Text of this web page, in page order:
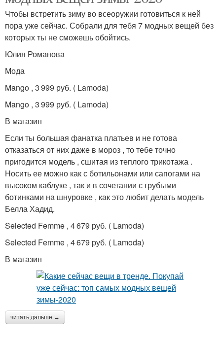
Чтобы встретить зиму во всеоружии готовиться к ней
пора уже сейчас. Собрали для тебя 7 модных вещей без
которых ты не сможешь обойтись.
Юлия Романова
Мода
Mango , 3 999 руб. ( Lamoda)
Mango , 3 999 руб. ( Lamoda)
В магазин
Если ты большая фанатка платьев и не готова
отказаться от них даже в мороз , то тебе точно
пригодится модель , сшитая из теплого трикотажа .
Носить ее можно как с ботильонами или сапогами на
высоком каблуке , так и в сочетании с грубыми
ботинками на шнуровке , как это любит делать модель
Белла Хадид.
Selected Femme , 4 679 руб. ( Lamoda)
Selected Femme , 4 679 руб. ( Lamoda)
В магазин
читать дальше →